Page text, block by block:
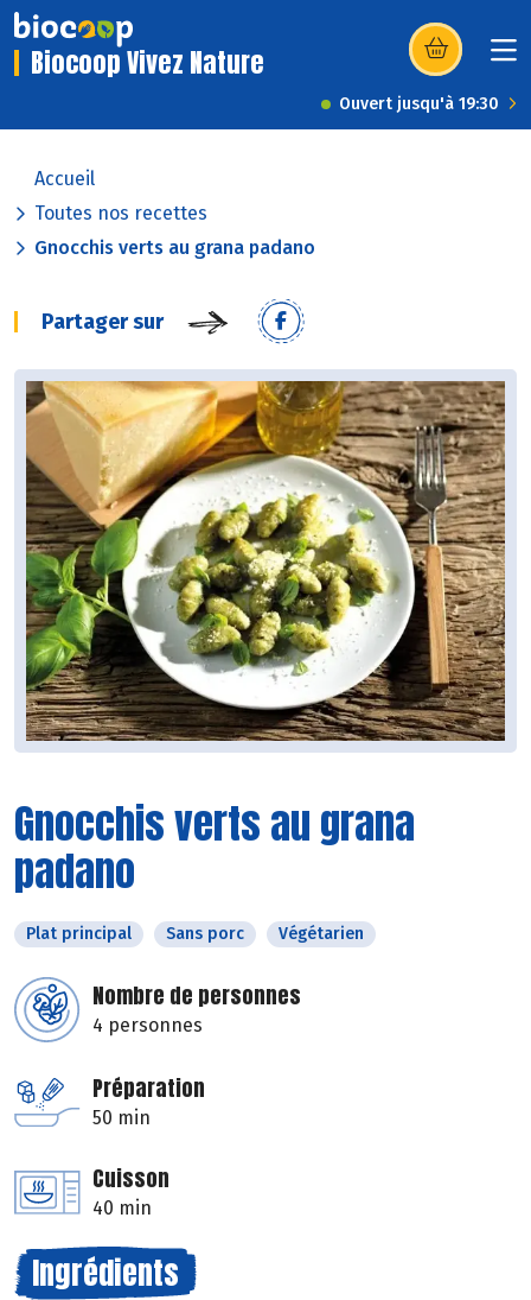
Biocoop Vivez Nature (s’ouvre dans
Ouvert jusqu'à 19:30
Accueil
Toutes nos recettes
Gnocchis verts au grana padano
Partager sur
Gnocchis verts au grana
padano
Plat principal Sans porc Végétarien
Nombre de personnes
4 personnes
Préparation
50 min
Cuisson
40 min
Ingrédients